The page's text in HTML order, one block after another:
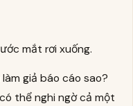
mắt rơi xuống.
làm giả báo cáo sao?
thể nghi ngờ cả một